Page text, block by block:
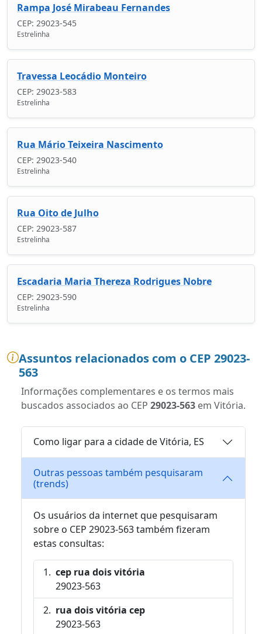
Rampa José Mirabeau Fernandes
CEP: 29023-545
Estrelinha
Travessa Leocádio Monteiro
CEP: 29023-583
Estrelinha
Rua Mário Teixeira Nascimento
CEP: 29023-540
Estrelinha
Rua Oito de Julho
CEP: 29023-587
Estrelinha
Escadaria Maria Thereza Rodrigues Nobre
CEP: 29023-590
Estrelinha
Assuntos relacionados com o CEP 29023-
563
Informações complementares e os termos mais
buscados associados ao CEP 29023-563 em Vitória.
Como ligar para a cidade de Vitória, ES
Outras pessoas também pesquisaram
(trends)
Os usuários da internet que pesquisaram
sobre o CEP 29023-563 também fizeram
estas consultas:
cep rua dois vitória
29023-563
rua dois vitória cep
29023-563